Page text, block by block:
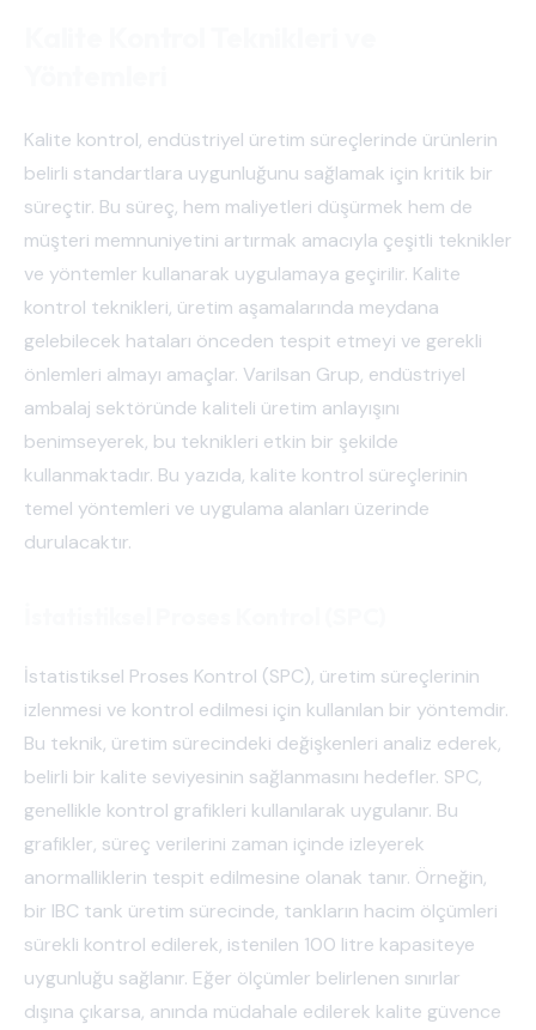
Kalite kontrol, endüstriyel üretim süreçlerinde ürünlerin
belirli standartlara uygunluğunu sağlamak için kritik bir
süreçtir. Bu süreç, hem maliyetleri düşürmek hem de
müşteri memnuniyetini artırmak amacıyla çeşitli teknikler
ve yöntemler kullanarak uygulamaya geçirilir. Kalite
kontrol teknikleri, üretim aşamalarında meydana
gelebilecek hataları önceden tespit etmeyi ve gerekli
önlemleri almayı amaçlar. Varilsan Grup, endüstriyel
ambalaj sektöründe kaliteli üretim anlayışını
benimseyerek, bu teknikleri etkin bir şekilde
kullanmaktadır. Bu yazıda, kalite kontrol süreçlerinin
temel yöntemleri ve uygulama alanları üzerinde
durulacaktır.
İstatistiksel Proses Kontrol (SPC), üretim süreçlerinin
izlenmesi ve kontrol edilmesi için kullanılan bir yöntemdir.
Bu teknik, üretim sürecindeki değişkenleri analiz ederek,
belirli bir kalite seviyesinin sağlanmasını hedefler. SPC,
genellikle kontrol grafikleri kullanılarak uygulanır. Bu
grafikler, süreç verilerini zaman içinde izleyerek
anormalliklerin tespit edilmesine olanak tanır. Örneğin,
bir IBC tank üretim sürecinde, tankların hacim ölçümleri
sürekli kontrol edilerek, istenilen 100 litre kapasiteye
uygunluğu sağlanır. Eğer ölçümler belirlenen sınırlar
dışına çıkarsa, anında müdahale edilerek kalite güvence